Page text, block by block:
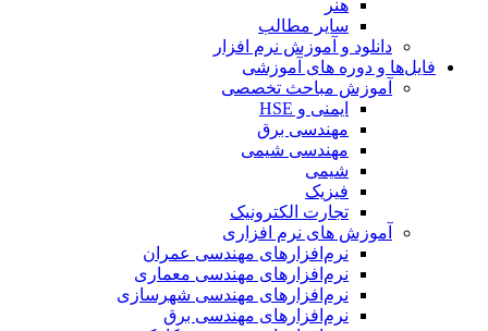
هنر
سایر مطالب
دانلود و آموزش نرم افزار
فایل‌ها و دوره های آموزشی
آموزش مباحث تخصصی
ایمنی و HSE
مهندسی برق
مهندسی شیمی
شیمی
فیزیک
تجارت الکترونیک
آموزش های نرم افزاری
نرم‌افزارهای مهندسی عمران
نرم‌افزارهای مهندسی معماری
نرم‌افزارهای مهندسی شهرسازی
نرم‌افزارهای مهندسی برق